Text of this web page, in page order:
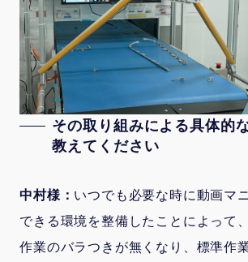
その取り組みによる具体的
教えてください
中村様： いつでも必要な時に動画マ
できる環境を整備したことによって
作業のバラつきが無くなり、標準作